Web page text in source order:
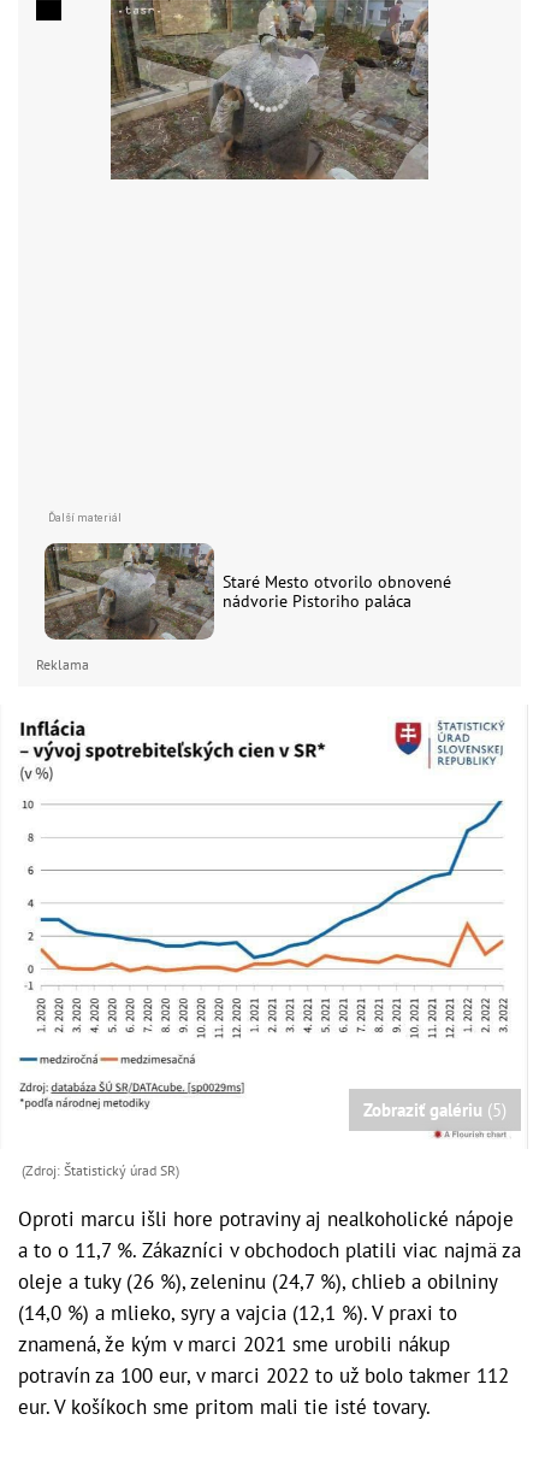
Staré Mesto otvorilo obnovené
nádvorie Pistoriho paláca
Reklama
Zobraziť galériu (5)
(Zdroj: Štatistický úrad SR)
Oproti marcu išli hore potraviny aj nealkoholické nápoje
a to o 11,7 %. Zákazníci v obchodoch platili viac najmä za
oleje a tuky (26 %), zeleninu (24,7 %), chlieb a obilniny
(14,0 %) a mlieko, syry a vajcia (12,1 %). V praxi to
znamená, že kým v marci 2021 sme urobili nákup
potravín za 100 eur, v marci 2022 to už bolo takmer 112
eur. V košíkoch sme pritom mali tie isté tovary.